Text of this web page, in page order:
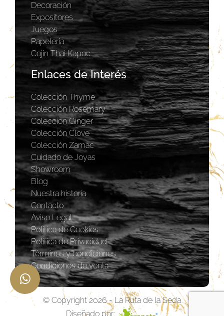
Decoración
Expositores
Juegos
Papelería
Cojín Thai Kapoc
Enlaces de Interés
Colección Thyme
Colección Rosemary
Coleccion Ginger
Colección Clove
Colección Zamac
Cuidado de Joyas
Showroom
Blog
Nuestra historia
Contacto
Aviso Legal
Política de Cookies
Política de Privacidad
Términos y condiciones
Condiciones de venta
© Copyright 2026 - La Ruta de la Seda
Diseñado por: